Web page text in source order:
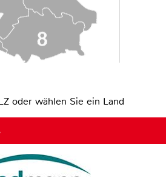
oder wählen Sie ein Land